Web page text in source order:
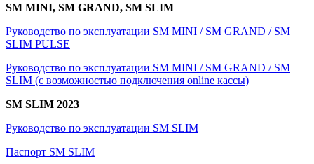
SM MINI, SM GRAND, SM SLIM
Руководство по эксплуатации SM MINI / SM GRAND / SM
SLIM PULSE
Руководство по эксплуатации SM MINI / SM GRAND / SM
SLIM (с возможностью подключения online кассы)
SM SLIM 2023
Руководство по эксплуатации SM SLIM
Паспорт SM SLIM